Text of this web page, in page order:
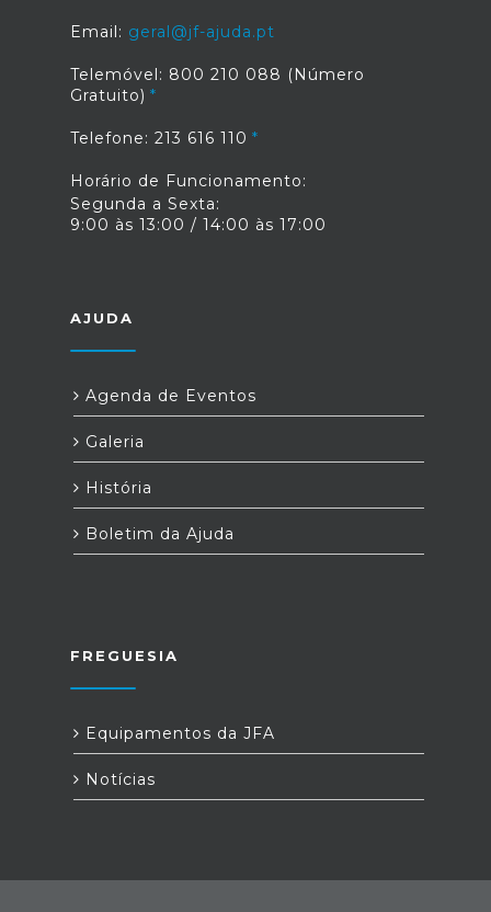
Email: geral@jf-ajuda.pt
Telemóvel: 800 210 088 (Número
Gratuito)
Telefone: 213 616 110
Horário de Funcionamento:
Segunda a Sexta:
9:00 às 13:00 / 14:00 às 17:00
AJUDA
Agenda de Eventos
Galeria
História
Boletim da Ajuda
FREGUESIA
Equipamentos da JFA
Notícias